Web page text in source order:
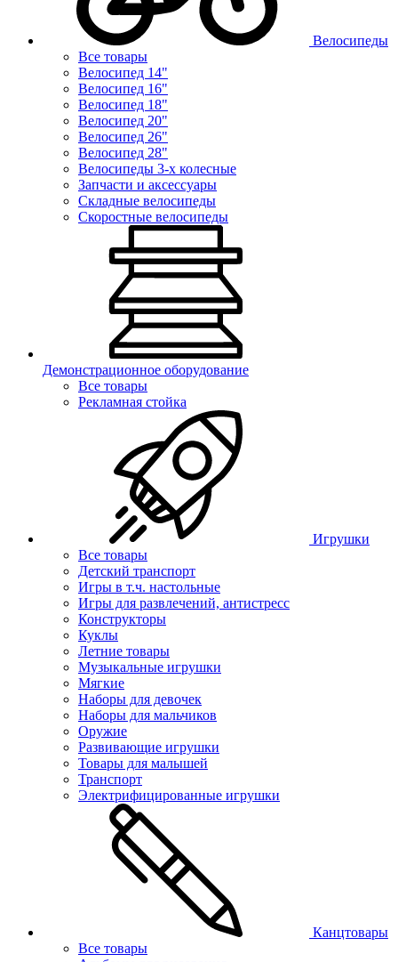
Велосипеды
Все товары
Велосипед 14"
Велосипед 16"
Велосипед 18"
Велосипед 20"
Велосипед 26"
Велосипед 28"
Велосипеды 3-х колесные
Запчасти и аксессуары
Складные велосипеды
Скоростные велосипеды
Демонстрационное оборудование
Все товары
Рекламная стойка
Игрушки
Все товары
Детский транспорт
Игры в т.ч. настольные
Игры для развлечений, антистресс
Конструкторы
Куклы
Летние товары
Музыкальные игрушки
Мягкие
Наборы для девочек
Наборы для мальчиков
Оружие
Развивающие игрушки
Товары для малышей
Транспорт
Электрифицированные игрушки
Канцтовары
Все товары